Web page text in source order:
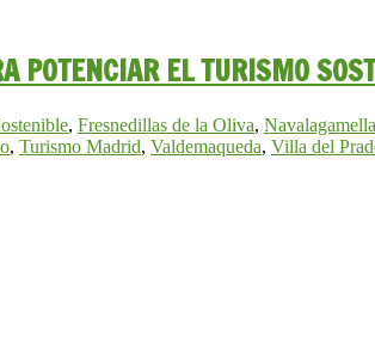
POTENCIAR EL TURISMO
, Fresnedillas de la Oliva, Navalagamella
, Turismo Madrid, Valdemaqueda, Villa del